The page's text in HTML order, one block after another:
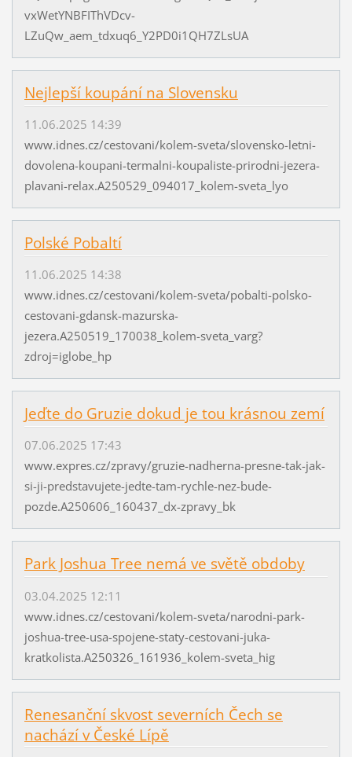
vxWetYNBFIThVDcv-
LZuQw_aem_tdxuq6_Y2PD0i1QH7ZLsUA
Nejlepší koupání na Slovensku
11.06.2025 14:39
www.idnes.cz/cestovani/kolem-sveta/slovensko-letni-
dovolena-koupani-termalni-koupaliste-prirodni-jezera-
plavani-relax.A250529_094017_kolem-sveta_lyo
Polské Pobaltí
11.06.2025 14:38
www.idnes.cz/cestovani/kolem-sveta/pobalti-polsko-
cestovani-gdansk-mazurska-
jezera.A250519_170038_kolem-sveta_varg?
zdroj=iglobe_hp
Jeďte do Gruzie dokud je tou krásnou zemí
07.06.2025 17:43
www.expres.cz/zpravy/gruzie-nadherna-presne-tak-jak-
si-ji-predstavujete-jedte-tam-rychle-nez-bude-
pozde.A250606_160437_dx-zpravy_bk
Park Joshua Tree nemá ve světě obdoby
03.04.2025 12:11
www.idnes.cz/cestovani/kolem-sveta/narodni-park-
joshua-tree-usa-spojene-staty-cestovani-juka-
kratkolista.A250326_161936_kolem-sveta_hig
Renesanční skvost severních Čech se
nachází v České Lípě